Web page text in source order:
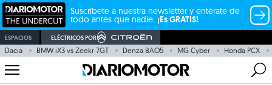
Suscríbete a nuestra newsletter y entérate de
todo antes que nadie. ¡Es GRATIS!
ESPACIOS ELÉCTRICOS POR
Dacia BMW iX3 vs Zeekr 7GT Denza BAO5 MG Cyber Honda PCX